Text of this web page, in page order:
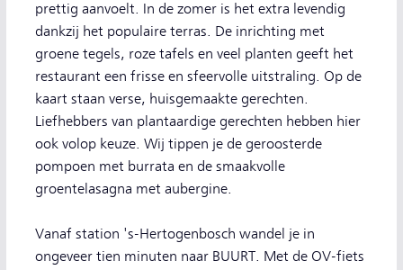
prettig aanvoelt. In de zomer is het extra levendig
dankzij het populaire terras. De inrichting met
groene tegels, roze tafels en veel planten geeft het
restaurant een frisse en sfeervolle uitstraling. Op de
kaart staan verse, huisgemaakte gerechten.
Liefhebbers van plantaardige gerechten hebben hier
ook volop keuze. Wij tippen je de geroosterde
pompoen met burrata en de smaakvolle
groentelasagna met aubergine.
Vanaf station 's-Hertogenbosch wandel je in
ongeveer tien minuten naar BUURT. Met de OV-fiets